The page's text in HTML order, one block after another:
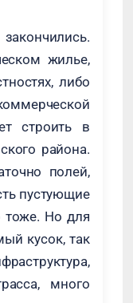
жилье,
либо
строить в
района.
полей,
пустующие
Но для
кусок, так
много